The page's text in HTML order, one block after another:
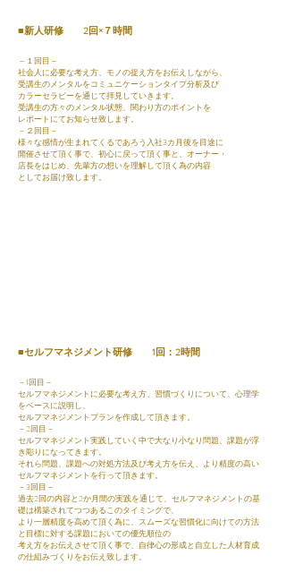
■新人研修 2回×７時間
－１回目－
社会人に必要な考え方、モノの捉え方をお伝えしながら、
受講生のメンタルをコミュニケーションタイプ分析及び
カラーセラピーを通じて拝見していきます。
受講生の方々のメンタル状態、関わり方のポイントを
レポートにてお知らせ致します。
－２回目－
様々な感情が生まれてくるであろう入社3カ月後を目途に
開催させて頂く事で、初心に戻って頂く事と、オーナー・
店長をはじめ、先輩方の想いを理解して頂く為の内容
としてお届け致します。
■セルフマネジメント研修 1回：2時間
－1回目－
セルフマネジメントに必要な考え方、習慣づくりについて、心理学
をベースに説明し、
セルフマネジメントプランを作成して頂きます。
－2回目－
セルフマネジメント実践していく中で大なり小なり問題、課題が浮
き彫りになってきます。
それら問題、課題への対処方法及び考え方を伝え、より精度の高い
セルフマネジメントを行って頂きます。
－3回目－
過去2回の内容と2か月間の実践を通じて、セルフマネジメントの基
礎は構築されてつつあるこのタイミングで、
より一層精度を高めて頂く為に、スムーズな習慣化に向けての方法
と目標に対する課題においての優先順位の
考え方をお伝えさせて頂く事で、自律心の形成と自立した人材育成
の仕組みづくりをお伝え致します。​​